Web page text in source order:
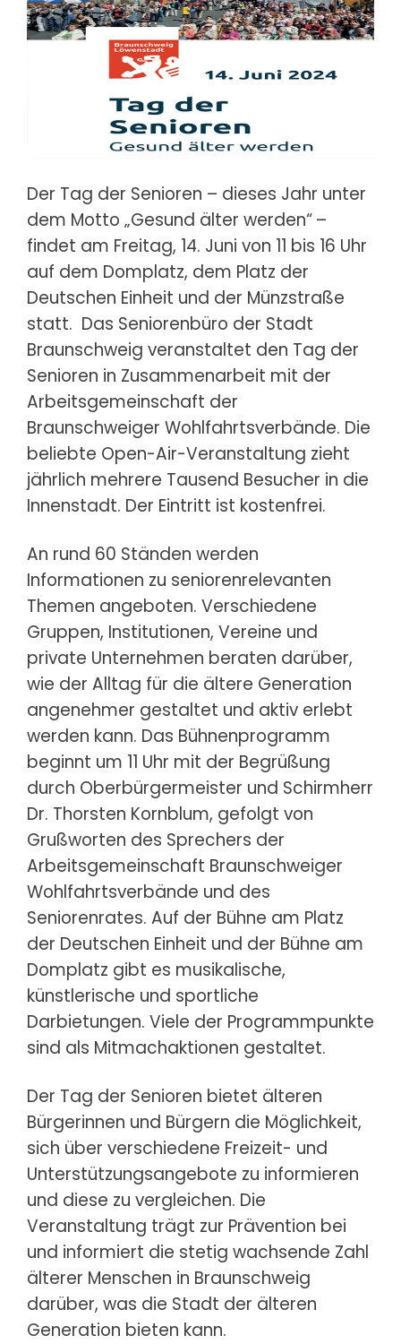
Der Tag der Senioren – dieses Jahr unter
dem Motto „Gesund älter werden“–
findet am Freitag, 14. Juni von 11 bis 16 Uhr
auf dem Domplatz, dem Platz der
Deutschen Einheit und der Münzstraße
statt. Das Seniorenbüro der Stadt
Braunschweig veranstaltet den Tag der
Senioren in Zusammenarbeit mit der
Arbeitsgemeinschaft der
Braunschweiger Wohlfahrtsverbände. Die
beliebte Open-Air-Veranstaltung zieht
jährlich mehrere Tausend Besucher in die
Innenstadt. Der Eintritt ist kostenfrei.
An rund 60 Ständen werden
Informationen zu seniorenrelevanten
Themen angeboten. Verschiedene
Gruppen, Institutionen, Vereine und
private Unternehmen beraten darüber,
wie der Alltag für die ältere Generation
angenehmer gestaltet und aktiv erlebt
werden kann. Das Bühnenprogramm
beginnt um 11 Uhr mit der Begrüßung
durch Oberbürgermeister und Schirmherr
Dr. Thorsten Kornblum, gefolgt von
Grußworten des Sprechers der
Arbeitsgemeinschaft Braunschweiger
Wohlfahrtsverbände und des
Seniorenrates. Auf der Bühne am Platz
der Deutschen Einheit und der Bühne am
Domplatz gibt es musikalische,
künstlerische und sportliche
Darbietungen. Viele der Programmpunkte
sind als Mitmachaktionen gestaltet.
Der Tag der Senioren bietet älteren
Bürgerinnen und Bürgern die Möglichkeit,
sich über verschiedene Freizeit- und
Unterstützungsangebote zu informieren
und diese zu vergleichen. Die
Veranstaltung trägt zur Prävention bei
und informiert die stetig wachsende Zahl
älterer Menschen in Braunschweig
darüber, was die Stadt der älteren
Generation bieten kann.